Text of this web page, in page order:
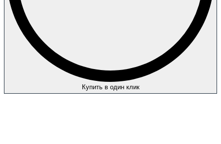
Купить в один клик